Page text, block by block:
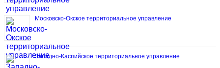
Московско-Окское территориальное управление
Западно-Каспийское территориальное управление